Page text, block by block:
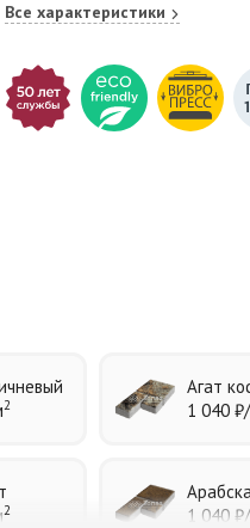
Все характеристики
2
Агат
1 040 ₽
2
1 040 ₽